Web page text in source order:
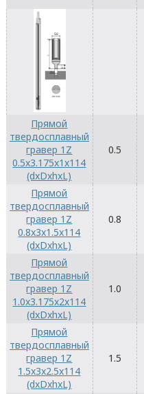
Прямой
твердосплавный
гравер 1Z
0.5x3.175x1x114
(dxDxhxL)
0.5
Прямой
твердосплавный
гравер 1Z
0.8x3x1.5x114
(dxDxhxL)
0.8
Прямой
твердосплавный
гравер 1Z
1.0x3.175x2x114
(dxDxhxL)
1.0
Прямой
твердосплавный
гравер 1Z
1.5x3x2.5x114
(dxDxhxL)
1.5